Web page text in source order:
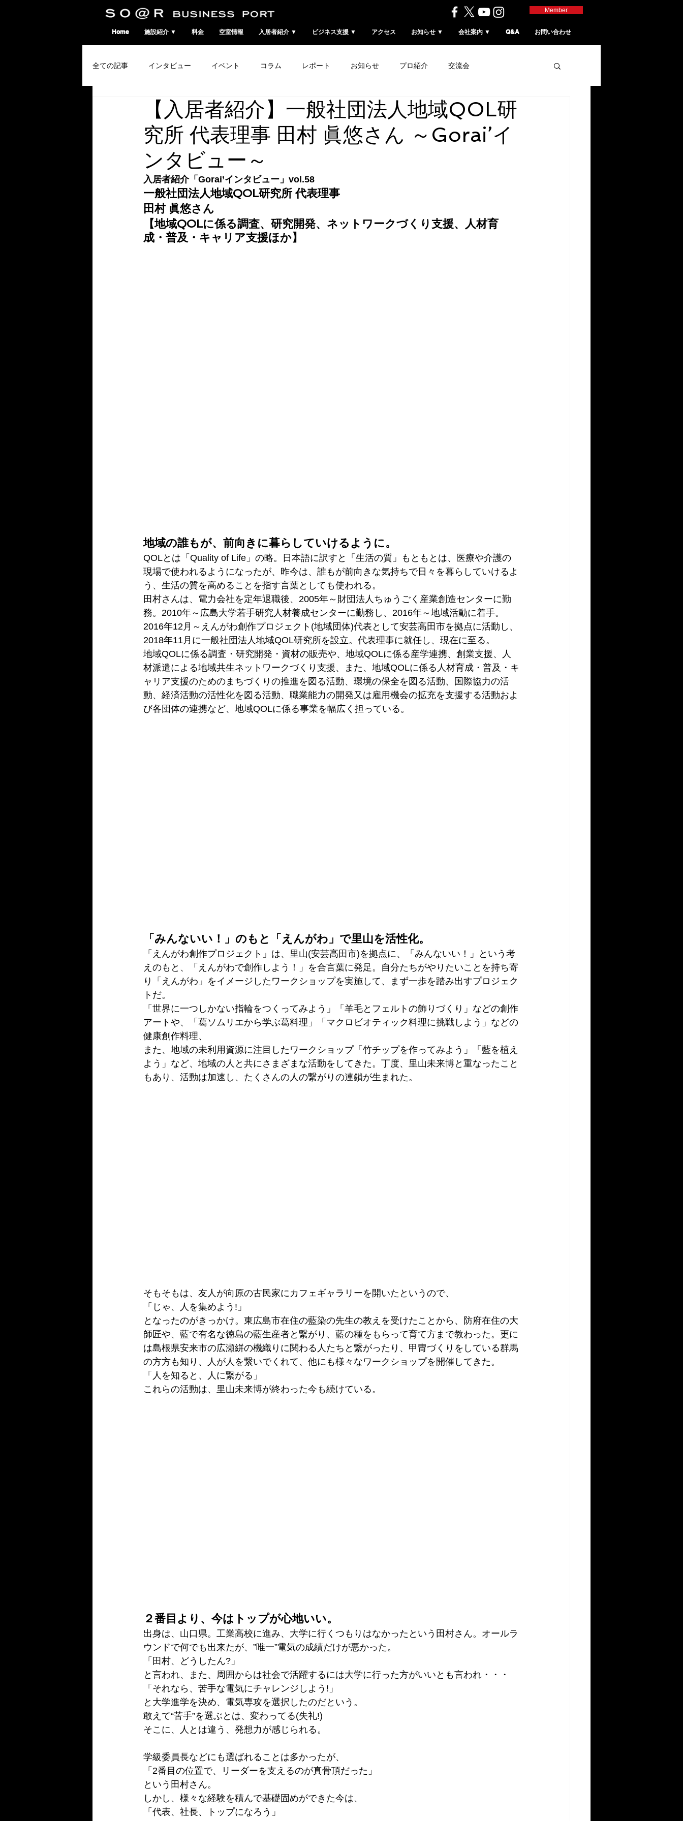
SO@Rビジネスポート｜広島市のシェアオフィス・コワーキングスペース Member
Home 施設紹介 ▼ 料金 空室情報 入居者紹介 ▼ ビジネス支援 ▼ アクセス お知らせ ▼ 会社案内 ▼ Q&A お問い合わせ
全ての記事 インタビュー イベント コラム レポート お知らせ プロ紹介 交流会
コワーキングウィーク【入居者紹介】一般社団法人地域QOL研
究所 代表理事 田村 眞悠さん ～Gorai’イ
ンタビュー～
入居者紹介「Gorai’インタビュー」vol.58
一般社団法人地域QOL研究所 代表理事
田村 眞悠さん
【地域QOLに係る調査、研究開発、ネットワークづくり支援、人材育
成・普及・キャリア支援ほか】
地域の誰もが、前向きに暮らしていけるように。
QOLとは「Quality of Life」の略。日本語に訳すと「生活の質」もともとは、医療や介護の
現場で使われるようになったが、昨今は、誰もが前向きな気持ちで日々を暮らしていけるよ
う、生活の質を高めることを指す言葉としても使われる。
田村さんは、電力会社を定年退職後、2005年～財団法人ちゅうごく産業創造センターに勤
務。2010年～広島大学若手研究人材養成センターに勤務し、2016年～地域活動に着手。
2016年12月～えんがわ創作プロジェクト(地域団体)代表として安芸高田市を拠点に活動し、
2018年11月に一般社団法人地域QOL研究所を設立。代表理事に就任し、現在に至る。
地域QOLに係る調査・研究開発・資材の販売や、地域QOLに係る産学連携、創業支援、人
材派遣による地域共生ネットワークづくり支援、また、地域QOLに係る人材育成・普及・キ
ャリア支援のためのまちづくりの推進を図る活動、環境の保全を図る活動、国際協力の活
動、経済活動の活性化を図る活動、職業能力の開発又は雇用機会の拡充を支援する活動およ
び各団体の連携など、地域QOLに係る事業を幅広く担っている。
「みんないい！」のもと「えんがわ」で里山を活性化。
「えんがわ創作プロジェクト」は、里山(安芸高田市)を拠点に、「みんないい！」という考
えのもと、「えんがわで創作しよう！」を合言葉に発足。自分たちがやりたいことを持ち寄
り「えんがわ」をイメージしたワークショップを実施して、まず一歩を踏み出すプロジェク
トだ。
「世界に一つしかない指輪をつくってみよう」「羊毛とフェルトの飾りづくり」などの創作
アートや、「葛ソムリエから学ぶ葛料理」「マクロビオティック料理に挑戦しよう」などの
健康創作料理、
また、地域の未利用資源に注目したワークショップ「竹チップを作ってみよう」「藍を植え
よう」など、地域の人と共にさまざまな活動をしてきた。丁度、里山未来博と重なったこと
もあり、活動は加速し、たくさんの人の繋がりの連鎖が生まれた。
そもそもは、友人が向原の古民家にカフェギャラリーを開いたというので、
「じゃ、人を集めよう!」
となったのがきっかけ。東広島市在住の藍染の先生の教えを受けたことから、防府在住の大
師匠や、藍で有名な徳島の藍生産者と繋がり、藍の種をもらって育て方まで教わった。更に
は島根県安来市の広瀬絣の機織りに関わる人たちと繋がったり、甲冑づくりをしている群馬
の方方も知り、人が人を繋いでくれて、他にも様々なワークショップを開催してきた。
「人を知ると、人に繋がる」
これらの活動は、里山未来博が終わった今も続けている。
２番目より、今はトップが心地いい。
出身は、山口県。工業高校に進み、大学に行くつもりはなかったという田村さん。オールラ
ウンドで何でも出来たが、”唯一”電気の成績だけが悪かった。
「田村、どうしたん?」
と言われ、また、周囲からは社会で活躍するには大学に行った方がいいとも言われ・・・
「それなら、苦手な電気にチャレンジしよう!」
と大学進学を決め、電気専攻を選択したのだという。
敢えて“苦手”を選ぶとは、変わってる(失礼!)
そこに、人とは違う、発想力が感じられる。
学級委員長などにも選ばれることは多かったが、
「2番目の位置で、リーダーを支えるのが真骨頂だった」
という田村さん。
しかし、様々な経験を積んで基礎固めができた今は、
「代表、社長、トップになろう」